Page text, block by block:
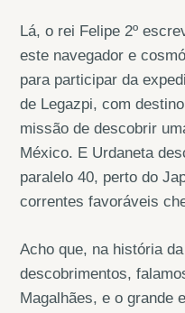
Lá, o rei Felipe 2º
este navegador e
para participar da
de Legazpi, com
missão de descobrir
México. E Urdaneta
paralelo 40, perto do
correntes favoráveis
Acho que, na história
descobrimentos,
Magalhães, e o grande